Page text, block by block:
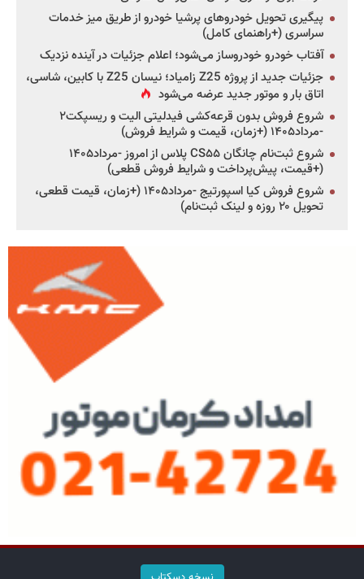
پیگیری تحویل خودروهای پرشیا خودرو از طریق میز خدمات
سراسری (+راهنمای کامل)
آفتاب خودرو خودروساز می‌شود؛ اعلام جزئیات در آینده نزدیک
جزئیات جدید از پروژه Z25 زامیاد؛ نیسان Z25 با کابین، شاسی،
اتاق بار و موتور جدید عرضه می‌شود
شروع فروش بدون قرعه‌کشی فیدلیتی الیت و ریسپکت۲
-مرداد۱۴۰۵ (+زمان، قیمت و شرایط فروش)
شروع ثبت‌نام چانگان CS۵۵ پلاس از امروز -مرداد۱۴۰۵
(+قیمت، پیش‌پرداخت و شرایط فروش قطعی)
شروع فروش کیا اسپورتیج -مرداد۱۴۰۵ (+زمان، قیمت قطعی،
تحویل ۲۰ روزه و لینک ثبت‌نام)